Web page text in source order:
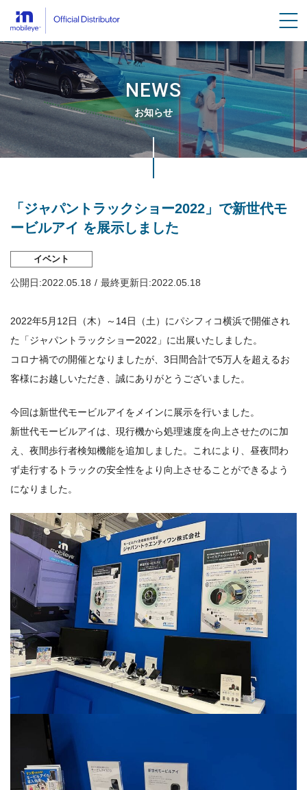
NEWS
お知らせ
Breadcrumbs
「ジャパントラックショー2022」で新世代モ
ービルアイ を展示しました
イベント
公開日:2022.05.18 最終更新日:2022.05.18
2022年5月12日（木）～14日（土）にパシフィコ横浜で開催され
た「ジャパントラックショー2022」に出展いたしました。
コロナ禍での開催となりましたが、3日間合計で5万人を超えるお
客様にお越しいただき、誠にありがとうございました。
今回は新世代モービルアイをメインに展示を行いました。
新世代モービルアイは、現行機から処理速度を向上させたのに加
え、夜間歩行者検知機能を追加しました。これにより、昼夜問わ
ず走行するトラックの安全性をより向上させることができるよう
になりました。